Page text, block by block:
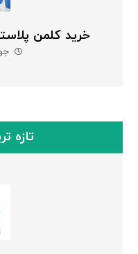
خرید کلمن
تازه